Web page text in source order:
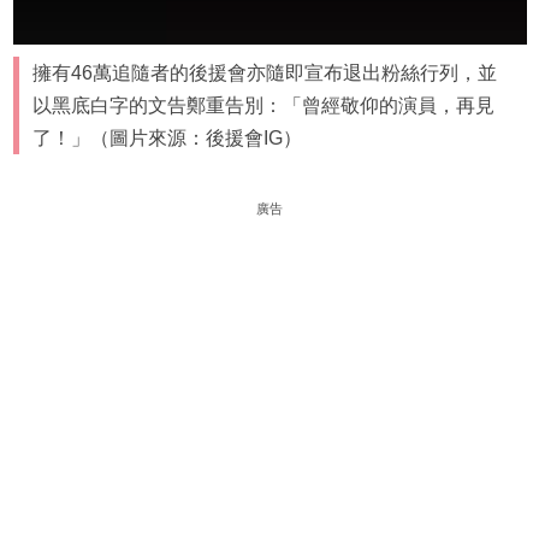
擁有46萬追隨者的後援會亦隨即宣布退出粉絲行列，並
以黑底白字的文告鄭重告別：「曾經敬仰的演員，再見
了！」（圖片來源：後援會IG）
廣告